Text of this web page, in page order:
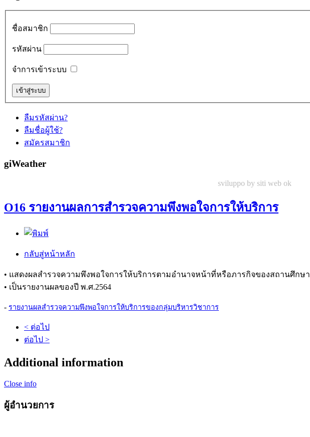
ชื่อสมาชิก
รหัสผ่าน
จำการเข้าระบบ
ลืมรหัสผ่าน?
ลืมชื่อผู้ใช้?
สมัครสมาชิก
giWeather
sviluppo by siti web ok
O16 รายงานผลการสำรวจความพึงพอใจการให้บริการ
กลับสู่หน้าหลัก
• แสดงผลสำรวจความพึงพอใจการให้บริการตามอำนาจหน้าที่หรือภารกิจของสถานศึกษา
• เป็นรายงานผลของปี พ.ศ.2564
- รายงานผลสำรวจความพึงพอใจการให้บริการของกลุ่มบริหารวิชาการ
< ต่อไป
ต่อไป >
Additional information
Close info
ผู้อำนวยการ